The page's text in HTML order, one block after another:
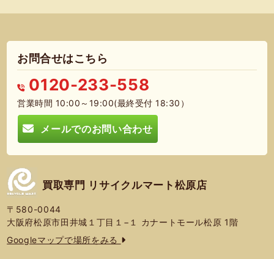
お問合せはこちら
0120-233-558
営業時間 10:00～19:00(最終受付 18:30）
メールでのお問い合わせ
買取専門 リサイクルマート松原店
〒580-0044
大阪府松原市田井城１丁目１−１ カナートモール松原 1階
Googleマップで場所をみる